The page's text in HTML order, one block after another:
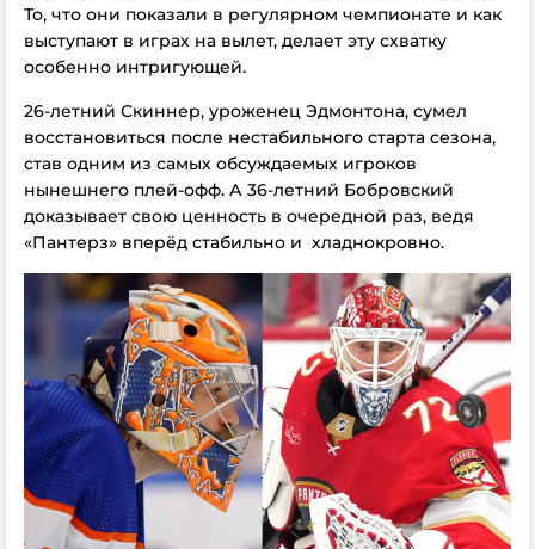
То, что они показали в регулярном чемпионате и как
выступают в играх на вылет, делает эту схватку
особенно интригующей.
26-летний Скиннер, уроженец Эдмонтона, сумел
восстановиться после нестабильного старта сезона,
став одним из самых обсуждаемых игроков
нынешнего плей-офф. А 36-летний Бобровский
доказывает свою ценность в очередной раз, ведя
«Пантерз» вперёд стабильно и хладнокровно.